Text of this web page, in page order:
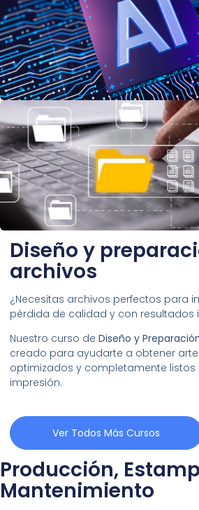
Diseño y
archivos
¿Necesitas archivos perfectos para
pérdida de calidad y con resultados
Nuestro curso de Diseño y
creado para ayudarte a obtener
optimizados y completamente
impresión.
Ver Todos Más Cursos
Producción,
Mantenimiento